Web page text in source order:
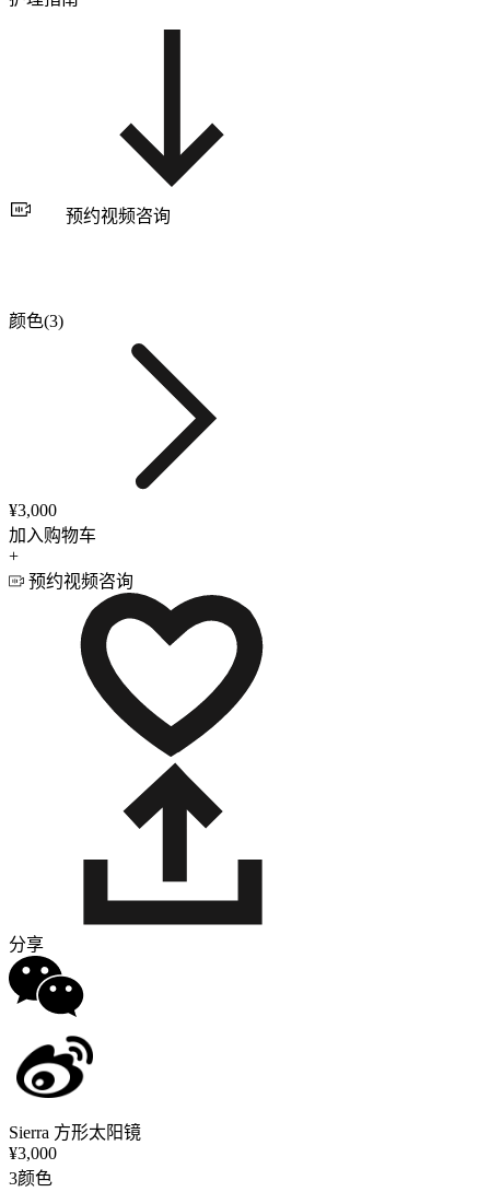
预约视频咨询
颜色(3)
¥3,000
加入购物车
+
预约视频咨询
分享
Sierra 方形太阳镜
¥3,000
3颜色